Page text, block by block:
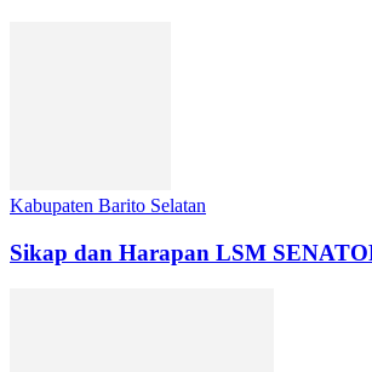
Kabupaten Barito Selatan
Sikap dan Harapan LSM